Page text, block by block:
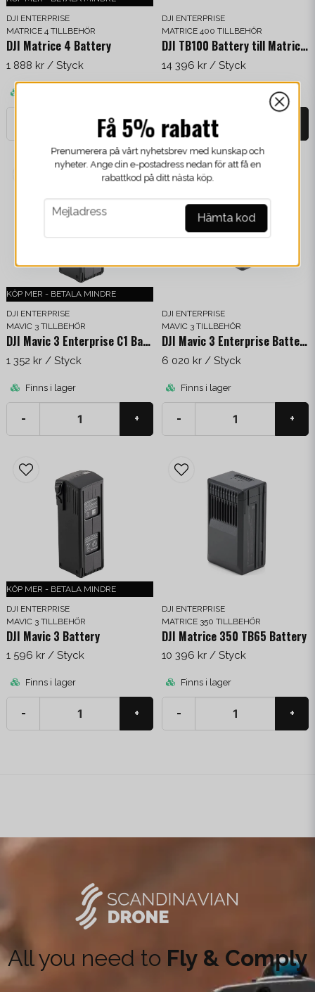
DJI ENTERPRISE
MATRICE 4 TILLBEHÖR
DJI Matrice 4 Battery
1 888 kr / Styck
+
DJI ENTERPRISE
MATRICE 400 TILLBEHÖR
DJI TB100 Battery till Matrice 400
14 396 kr / Styck
-
KÖP MER - BETALA MINDRE
DJI ENTERPRISE
MAVIC 3 TILLBEHÖR
DJI Mavic 3 Enterprise C1 Battery
1 352 kr / Styck
Finns i lager
- +
DJI ENTERPRISE
MAVIC 3 TILLBEHÖR
DJI Mavic 3 Enterprise Battery Kit (C2)
6 020 kr / Styck
Finns i lager
- +
KÖP MER - BETALA MINDRE
DJI ENTERPRISE
MAVIC 3 TILLBEHÖR
DJI Mavic 3 Battery
1 596 kr / Styck
Finns i lager
- +
DJI ENTERPRISE
MATRICE 350 TILLBEHÖR
DJI Matrice 350 TB65 Battery
10 396 kr / Styck
Finns i lager
- +
Få 5% rabatt
Prenumerera på vårt nyhetsbrev med kunskap och
nyheter. Ange din e-postadress nedan för att få en
rabattkod på ditt nästa köp.
email
Mejladress Hämta kod
All you need to Fly & Comply